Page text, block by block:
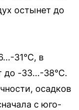
остынет до
31°С, в
до -33...-38°С.
осадков
с юго-